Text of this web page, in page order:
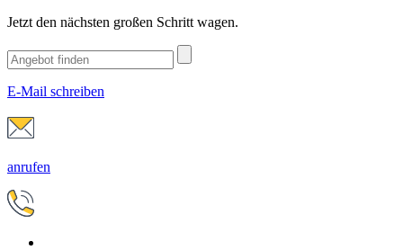
Jetzt den nächsten großen Schritt wagen.
E-Mail schreiben
anrufen